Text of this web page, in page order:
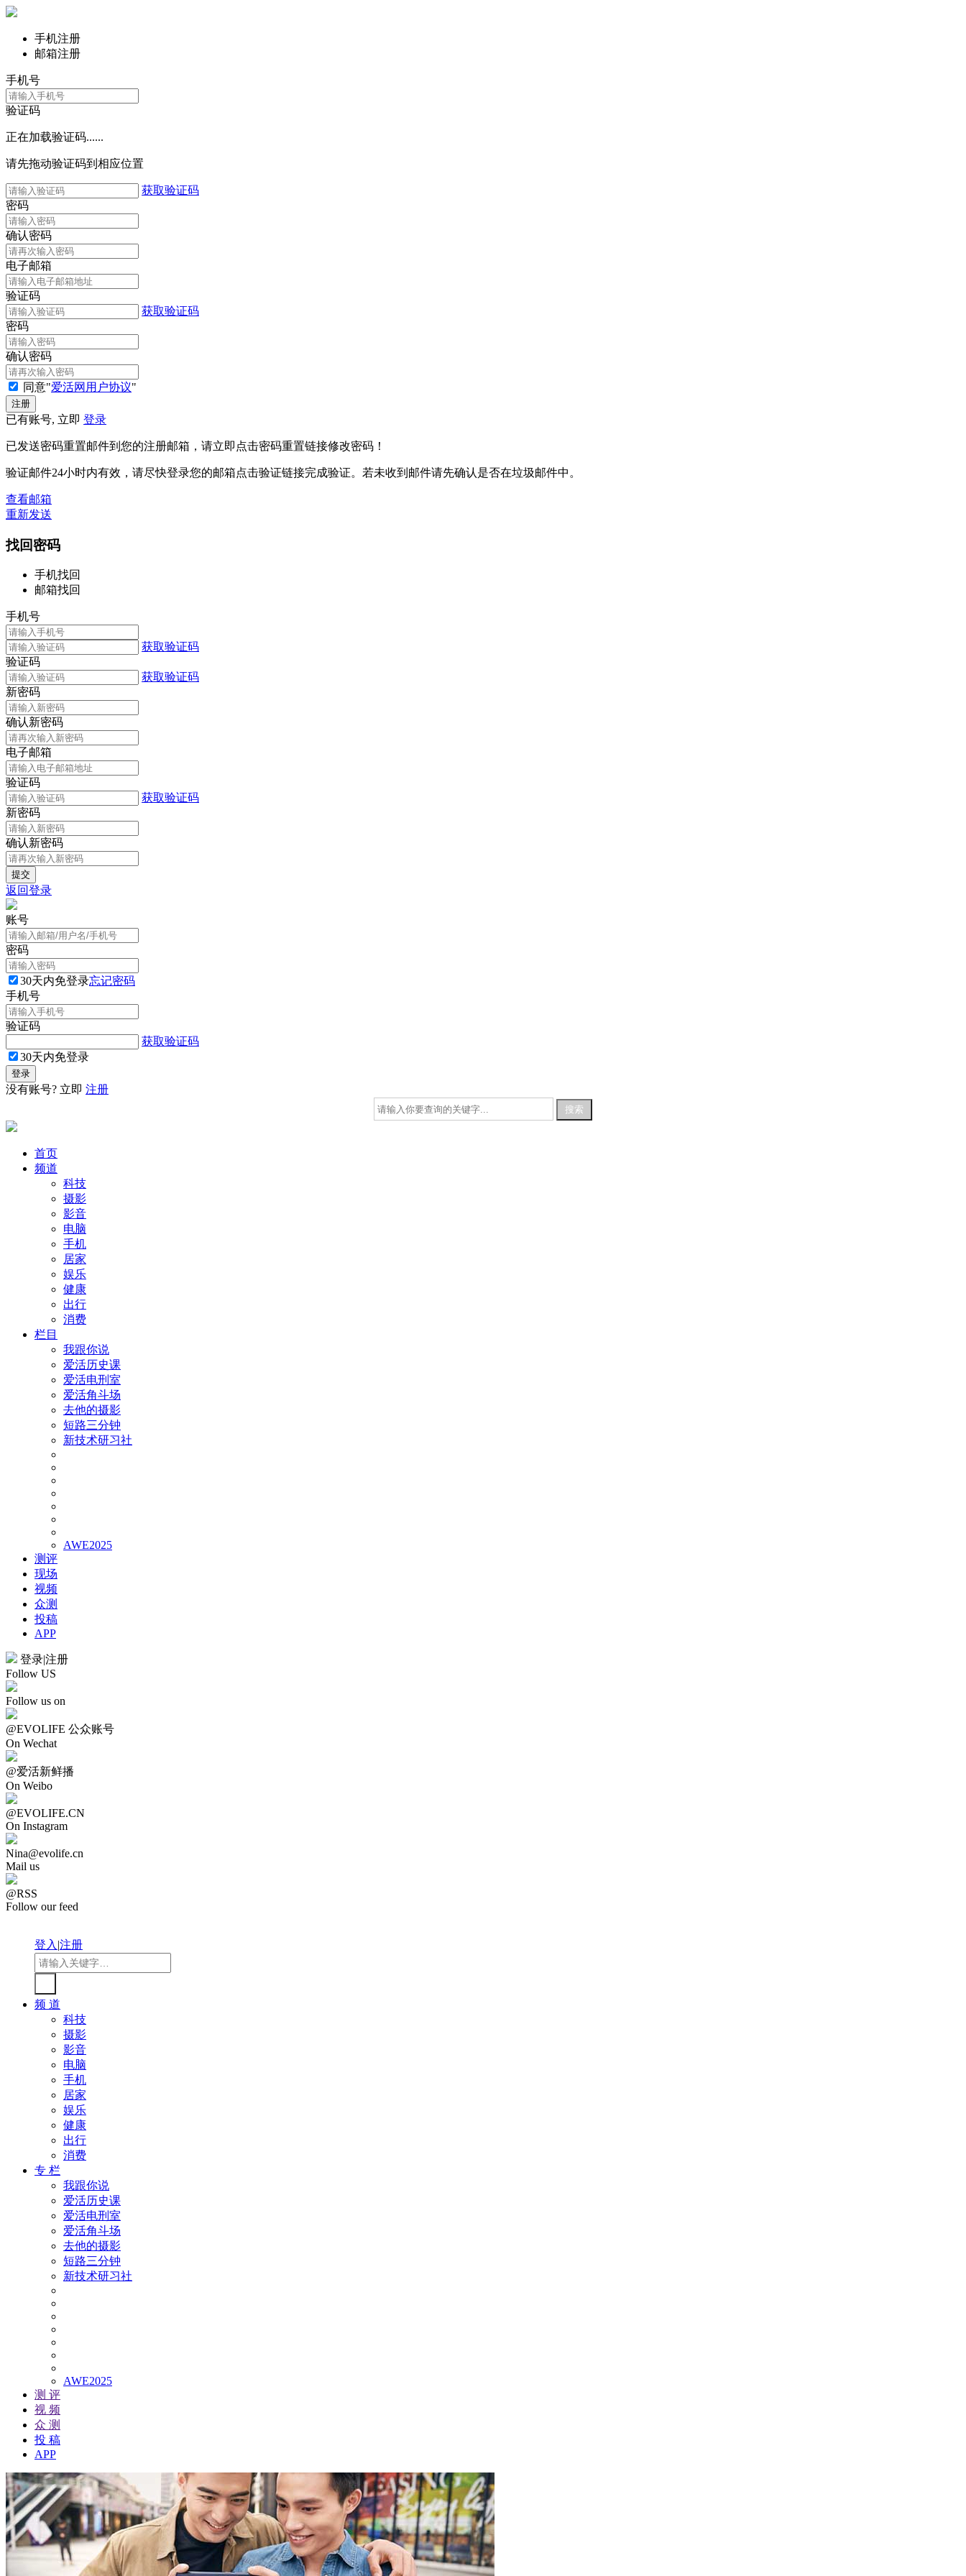
手机注册
邮箱注册
手机号
验证码
正在加载验证码......
请先拖动验证码到相应位置
获取验证码
密码
确认密码
电子邮箱
验证码
获取验证码
密码
确认密码
同意"爱活网用户协议"
已有账号, 立即 登录
已发送密码重置邮件到您的注册邮箱，请立即点击密码重置链接修改密码！
验证邮件24小时内有效，请尽快登录您的邮箱点击验证链接完成验证。若未收到邮件请先确认是否在垃圾邮件中。
查看邮箱
重新发送
找回密码
手机找回
邮箱找回
手机号
获取验证码
验证码
获取验证码
新密码
确认新密码
电子邮箱
验证码
获取验证码
新密码
确认新密码
返回登录
账号
密码
30天内免登录忘记密码
手机号
验证码
获取验证码
30天内免登录
没有账号? 立即 注册
首页
频道
科技
摄影
影音
电脑
手机
居家
娱乐
健康
出行
消费
栏目
我跟你说
爱活历史课
爱活电刑室
爱活角斗场
去他的摄影
短路三分钟
新技术研习社
AWE2025
测评
现场
视频
众测
投稿
APP
登录|注册
Follow US
Follow us on
@EVOLIFE 公众账号
On Wechat
@爱活新鲜播
On Weibo
@EVOLIFE.CN
On Instagram
Nina@evolife.cn
Mail us
@RSS
Follow our feed
登入|注册
频 道
科技
摄影
影音
电脑
手机
居家
娱乐
健康
出行
消费
专 栏
我跟你说
爱活历史课
爱活电刑室
爱活角斗场
去他的摄影
短路三分钟
新技术研习社
AWE2025
测 评
视 频
众 测
投 稿
APP